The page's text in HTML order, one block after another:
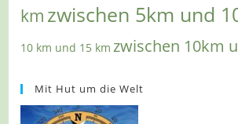
km zwischen 5km und
10 km und 15 km zwischen 10km
Mit Hut um die Welt